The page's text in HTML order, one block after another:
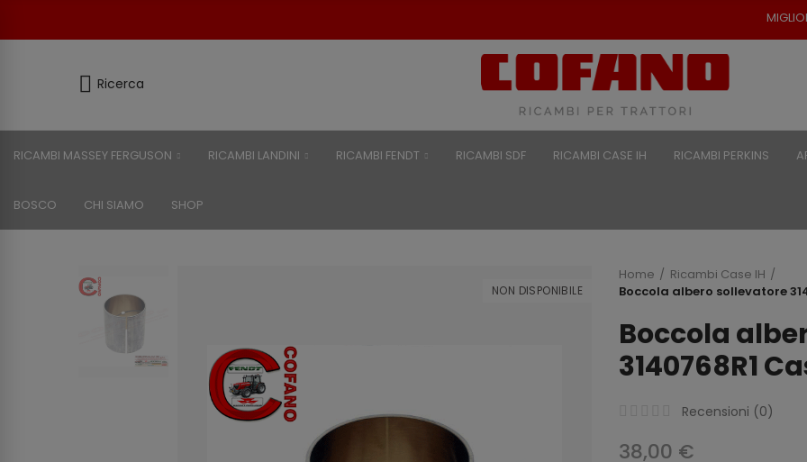
MIGLIORI PREZZI PER
Ricerca
RICAMBI MASSEY FERGUSON RICAMBI LANDINI RICAMBI FENDT RICAMBI SDF RICAMBI CASE IH RICAMBI PERKINS
BOSCO CHI SIAMO SHOP
NON DISPONIBILE
Home
Ricambi Case IH
Boccola albero sollevatore
Boccola
3140768R1
Recensioni (0)
38,00 €